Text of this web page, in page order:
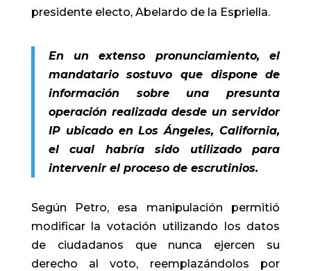
presidente electo, Abelardo de la Espriella.
En un extenso pronunciamiento, el
mandatario sostuvo que dispone de
información sobre una presunta
operación realizada desde un servidor
IP ubicado en Los Ángeles, California,
el cual habría sido utilizado para
intervenir el proceso de escrutinios.
Según Petro, esa manipulación permitió
modificar la votación utilizando los datos
de ciudadanos que nunca ejercen su
derecho al voto, reemplazándolos por